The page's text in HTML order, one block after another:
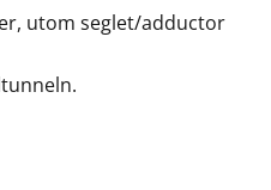
utom seglet/adductor